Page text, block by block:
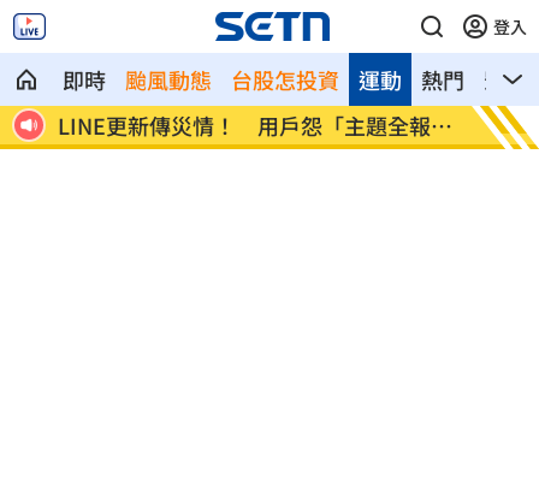
登入
即時 颱風動態 台股怎投資 熱門 影音
運動
傳
LINE更新傳災情！ 用戶怨「主題全報
廢」
美國
進